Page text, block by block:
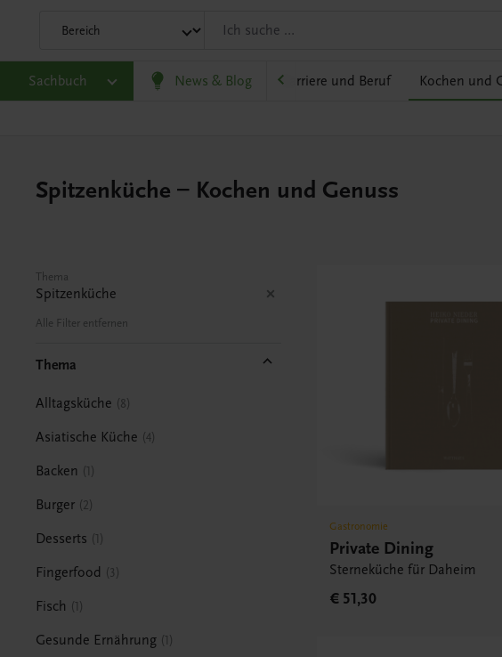
Sachbuch News & Blog
Gesellschaft, Politik und Wirtschaft Karriere und Beruf Kochen und
Spitzenküche – Kochen und Genuss
Thema
Spitzenküche
Alle Filter entfernen
Thema
Alltagsküche 8
Asiatische Küche 4
Backen 1
Burger 2
Desserts 1
Fingerfood 3
Fisch 1
Gesunde Ernährung 1
Gastronomie
Private Dining
Sterneküche für Daheim
€ 51,30